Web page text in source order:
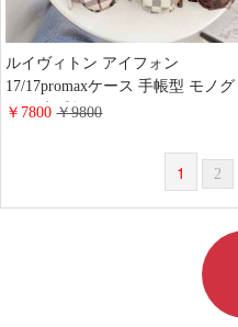
ルイヴィトン アイフォン
17/17promaxケース 手帳型 モノグ
ラム 定番柄 airpods 4/3/2 proケー
iphone16pro/16/15ケース 手帳型 財
布カード入り 多機能 ハイ ブラン
￥7800￥9800
1 2